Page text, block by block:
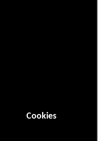
Cookies